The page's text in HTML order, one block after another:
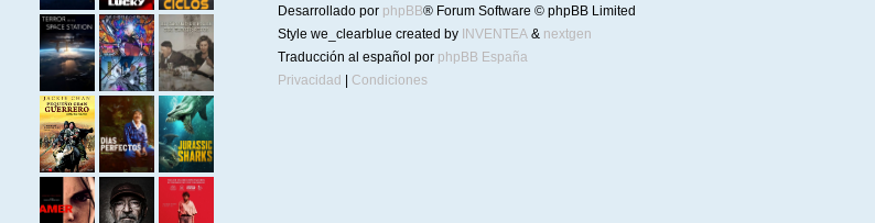
Desarrollado por phpBB® Forum Software © phpBB Limited
Style we_clearblue created by INVENTEA& nextgen
Traducción al español por phpBB España
Privacidad
Condiciones